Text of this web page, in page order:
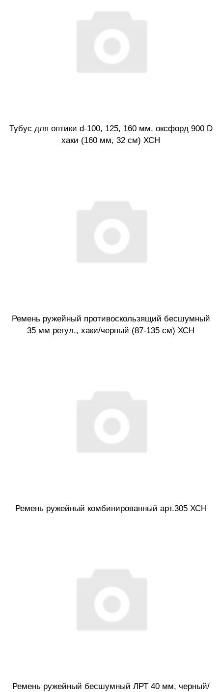
Тубус для оптики d-100, 125, 160 мм, оксфорд 900 D
хаки (160 мм, 32 см) ХСН
Ремень ружейный противоскользящий бесшумный
35 мм регул., хаки/черный (87-135 см) ХСН
Ремень ружейный комбинированный арт.305 ХСН
Ремень ружейный бесшумный ЛРТ 40 мм, черный/